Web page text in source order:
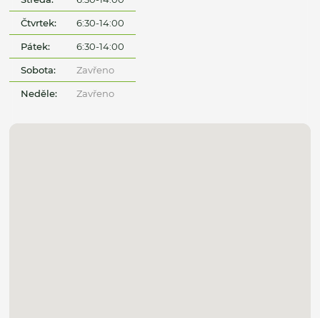
Čtvrtek: 6:30-14:00
Pátek: 6:30-14:00
Sobota: Zavřeno
Neděle: Zavřeno